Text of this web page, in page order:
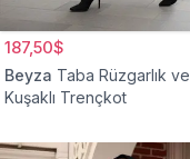
187,50$
Beyza Taba Rüzgarlık ve
Kuşaklı Trençkot